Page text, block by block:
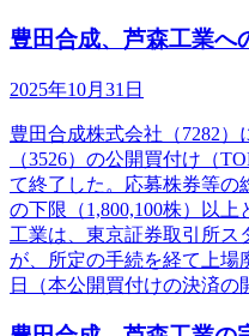
豊田合成、芦森工業へ
2025年10月31日
豊田合成株式会社（7282
（3526）の公開買付け（
て終了した。応募株券等の
の下限（1,800,100株）以
工業は、東京証券取引所ス
が、所定の手続を経て上場
日（本公開買付けの決済の